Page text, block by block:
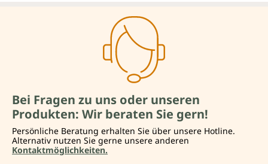
Bei Fragen zu uns oder unseren
Produkten: Wir beraten Sie gern!
Persönliche Beratung erhalten Sie über unsere Hotline.
Alternativ nutzen Sie gerne unsere anderen
Kontaktmöglichkeiten.